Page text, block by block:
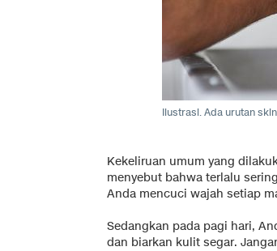
Ilustrasi. Ada urutan
Kekeliruan umum yang
menyebut bahwa terlalu
Anda mencuci wajah setiap
Sedangkan pada pagi hari,
dan biarkan kulit segar.